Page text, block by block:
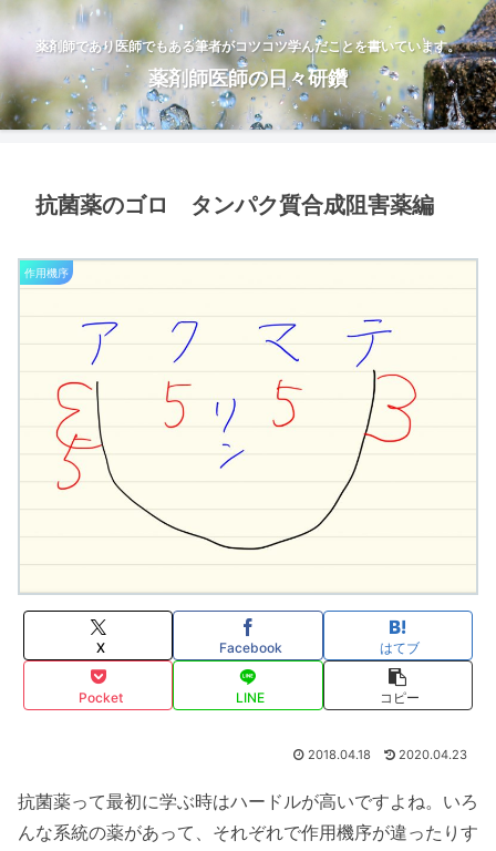
薬剤師であり医師でもある筆者がコツコツ学んだことを書いています。
薬剤師医師の日々研鑽
抗菌薬のゴロ タンパク質合成阻害薬編
作用機序
X Facebook はてブ
Pocket LINE コピー
2018.04.18 2020.04.23
抗菌薬って最初に学ぶ時はハードルが高いですよね。いろ
んな系統の薬があって、それぞれで作用機序が違ったりす